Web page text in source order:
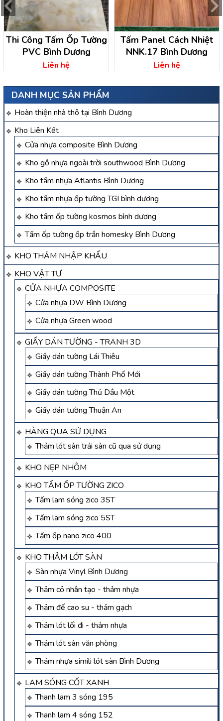
DANH MỤC SẢN PHẨM
Hoàn thiện nhà thô tại Bình Dương
Kho Liên Kết
Cửa nhựa composite Bình Dương
Kho gỗ nhựa ngoài trời southwood Bình Dương
Kho tấm nhựa Atlantis Bình Dương
Kho tấm nhựa ốp tường TGI bình dương
Kho tấm ốp tường kosmos bình dương
Tấm ốp tường ốp trần homesky Bình Dương
KHO THẢM NHẬP KHẨU
KHO VẬT TƯ
CỬA NHỰA COMPOSITE
Cửa nhựa DW Bình Dương
Cửa nhựa Green wood
GIẤY DÁN TƯỜNG - TRANH 3D
Giấy dán tường Lái Thiêu
Giấy dán tường Thành Phố Mới
Giấy dán tường Thủ Dầu Một
Giấy dán tường Thuận An
HÀNG QUA SỬ DỤNG
Thảm lót sàn trải sàn cũ qua sử dụng
KHO NẸP NHÔM
KHO TẤM ỐP TƯỜNG ZICO
Tấm lam sóng zico 3ST
Tấm lam sóng zico 5ST
Tấm ốp nano zico 400
KHO THẢM LÓT SÀN
Sàn nhựa Vinyl Bình Dương
Thảm cỏ nhân tạo - thảm nhựa
Thảm đế cao su - thảm gạch
Thảm lót lối đi - thảm nhựa
Thảm lót sàn văn phòng
Thảm nhựa simili lót sàn Bình Dương
LAM SÓNG CỐT XANH
Thanh lam 3 sóng 195
Thanh lam 4 sóng 152
Thi Công Tấm Ốp Tường
PVC Bình Dương
Liên hệ
Tấm Panel Cách Nhiệt
NNK.17 Bình Dương
Liên hệ